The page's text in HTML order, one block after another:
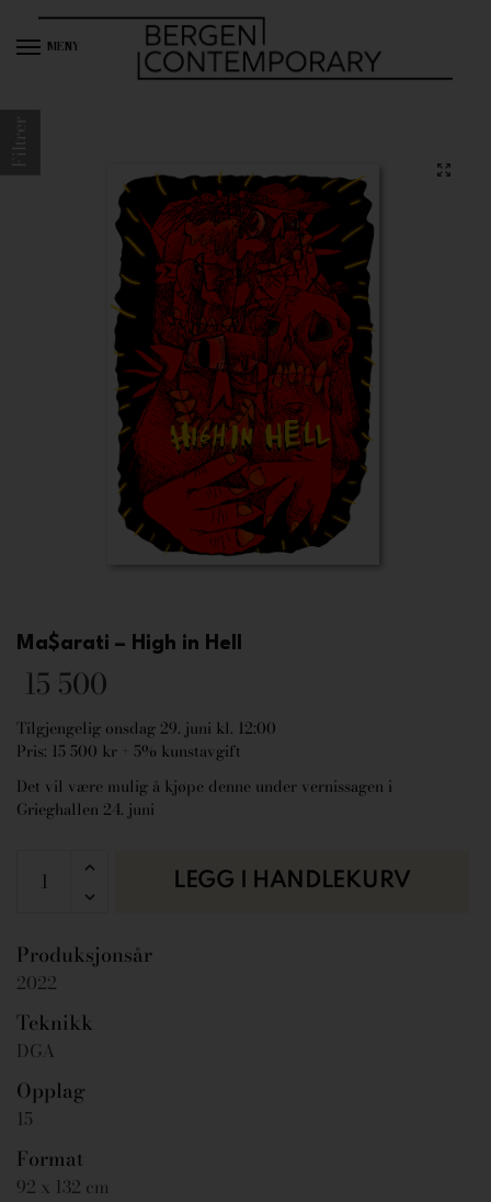
MENY
Ma$arati – High in Hell
15 500
Tilgjengelig onsdag 29. juni kl. 12:00
Pris: 15 500 kr + 5% kunstavgift
Det vil være mulig å kjøpe denne under vernissagen i
Grieghallen 24. juni
LEGG I HANDLEKURV
Produksjonsår
2022
Teknikk
DGA
Opplag
15
Format
92 x 132 cm
Filtrer